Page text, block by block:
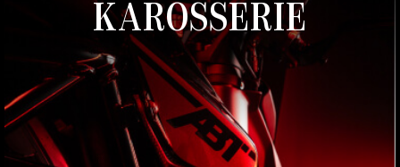
KAROSSERIE